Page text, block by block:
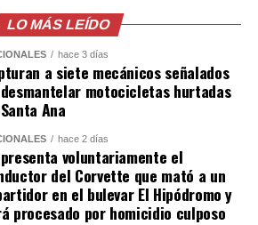
que Chávez viajó a México en
la entrega del salvoconducto
buena voluntad» de la presidenta
X
LO MÁS LEÍDO
hace 3 días
a siete mecánicos señalados
motocicletas hurtadas
Ana
hace 2 días
voluntariamente el
del Corvette que mató a un
en el bulevar El Hipódromo y
procesado por homicidio culposo